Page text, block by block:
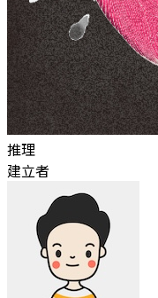
推理
建立者